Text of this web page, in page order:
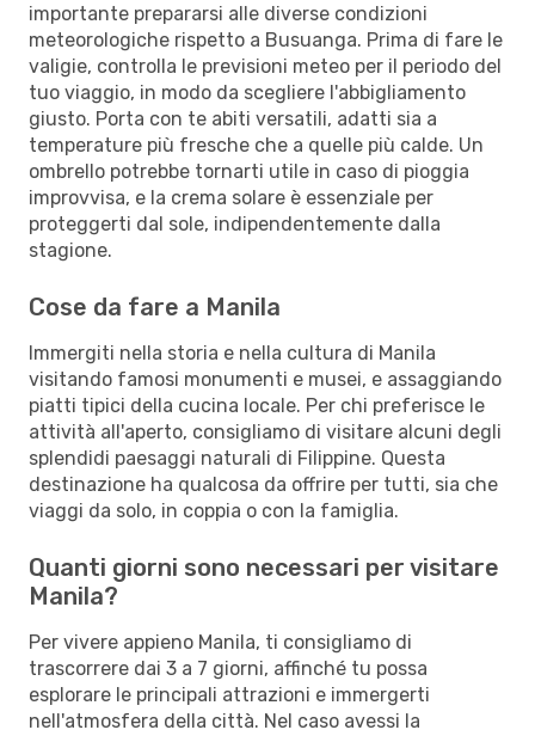
importante prepararsi alle diverse condizioni
meteorologiche rispetto a Busuanga. Prima di fare le
valigie, controlla le previsioni meteo per il periodo del
tuo viaggio, in modo da scegliere l'abbigliamento
giusto. Porta con te abiti versatili, adatti sia a
temperature più fresche che a quelle più calde. Un
ombrello potrebbe tornarti utile in caso di pioggia
improvvisa, e la crema solare è essenziale per
proteggerti dal sole, indipendentemente dalla
stagione.
Cose da fare a Manila
Immergiti nella storia e nella cultura di Manila
visitando famosi monumenti e musei, e assaggiando
piatti tipici della cucina locale. Per chi preferisce le
attività all'aperto, consigliamo di visitare alcuni degli
splendidi paesaggi naturali di Filippine. Questa
destinazione ha qualcosa da offrire per tutti, sia che
viaggi da solo, in coppia o con la famiglia.
Quanti giorni sono necessari per visitare
Manila?
Per vivere appieno Manila, ti consigliamo di
trascorrere dai 3 a 7 giorni, affinché tu possa
esplorare le principali attrazioni e immergerti
nell'atmosfera della città. Nel caso avessi la